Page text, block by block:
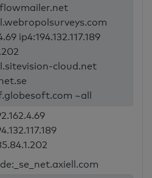
ip4:194.132.117.189
cloud.net
~all